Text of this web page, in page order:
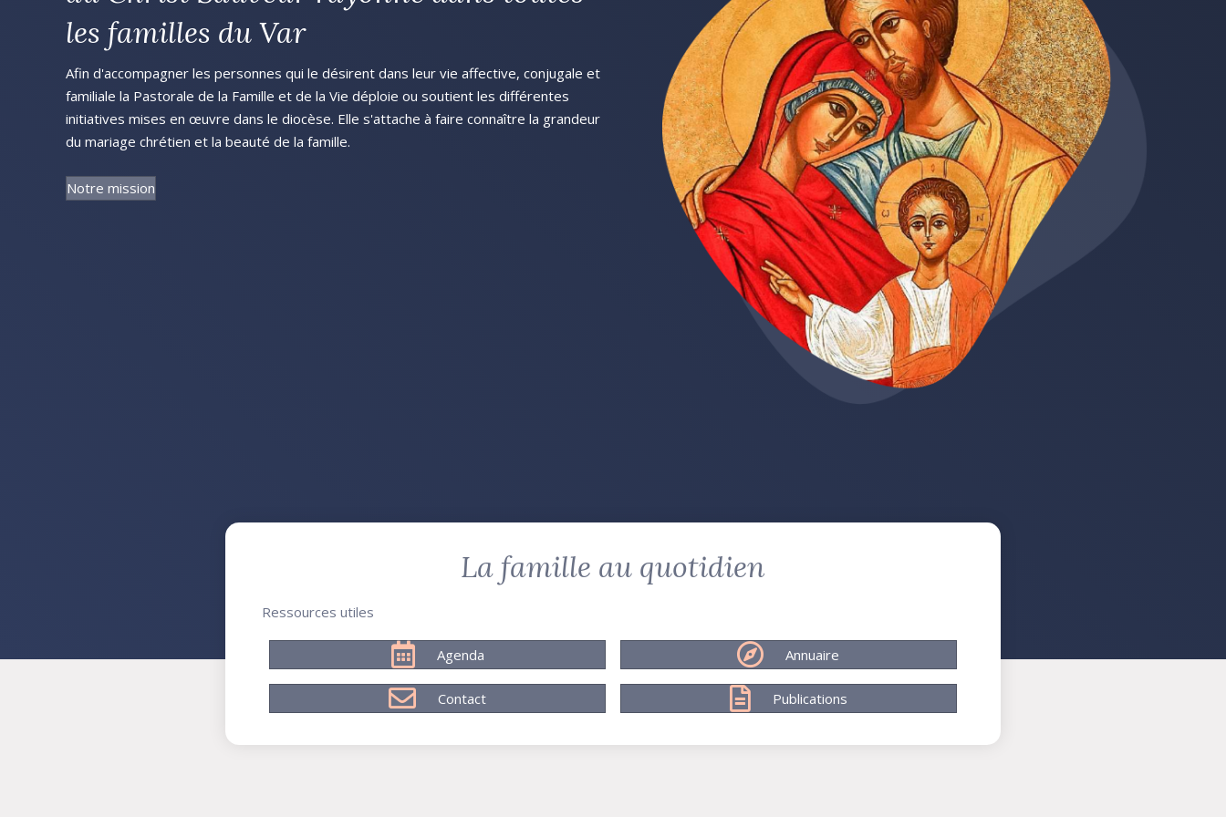
les familles du Var
Afin d'accompagner les personnes qui le désirent dans leur vie affective, conjugale et
familiale la Pastorale de la Famille et de la Vie déploie ou soutient les différentes
initiatives mises en œuvre dans le diocèse. Elle s'attache à faire connaître la grandeur
du mariage chrétien et la beauté de la famille.
Notre mission
La famille au quotidien
Ressources utiles
Agenda Annuaire
Contact Publications